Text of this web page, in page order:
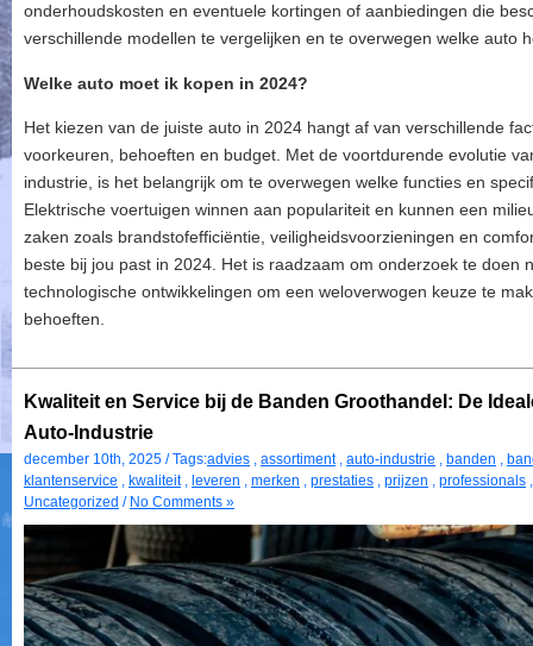
onderhoudskosten en eventuele kortingen of aanbiedingen die
verschillende modellen te vergelijken en te overwegen welke auto
Welke auto moet ik kopen in 2024?
Het kiezen van de juiste auto in 2024 hangt af van verschillende
voorkeuren, behoeften en budget. Met de voortdurende evolutie
industrie, is het belangrijk om te overwegen welke functies en
Elektrische voertuigen winnen aan populariteit en kunnen een
zaken zoals brandstofefficiëntie, veiligheidsvoorzieningen en
beste bij jou past in 2024. Het is raadzaam om onderzoek te doen
technologische ontwikkelingen om een weloverwogen keuze te
behoeften.
Kwaliteit en Service bij de Banden Groothandel: De
Auto-Industrie
december 10th, 2025 / Tags:advies , assortiment, auto-industrie , banden ,
klantenservice , kwaliteit, leveren , merken , prestaties , prijzen , professionals
Uncategorized / No Comments »